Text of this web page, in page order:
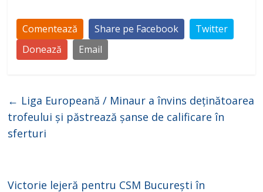
y
i
Comentează Share pe Facebook
Twitter
Donează
Email
← Liga Europeană / Minaur a învins deținătoarea
trofeului și păstrează șanse de calificare în
sferturi
Victorie lejeră pentru CSM București în